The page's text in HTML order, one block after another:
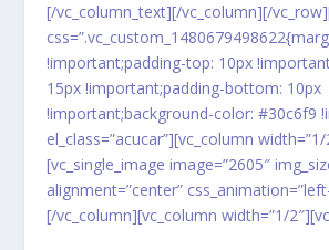
[/vc_column_text][/vc_column][/
!important;padding-top: 10px
15px !important;padding-bottom: 10px
!important;background-color: #30c6f9
el_class=”acucar”][vc_column width=”1/
[vc_single_image image=”2605″
alignment=”center”
[/vc_column][vc_column width=”1/